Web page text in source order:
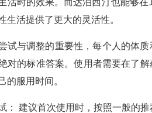
活时的效果。而达泊西汀也能够
生活提供了更大的灵活性。
试与调整的重要性，每个人的体
对的标准答案。使用者需要在了
的服用时间。
： 建议首次使用时，按照一般的